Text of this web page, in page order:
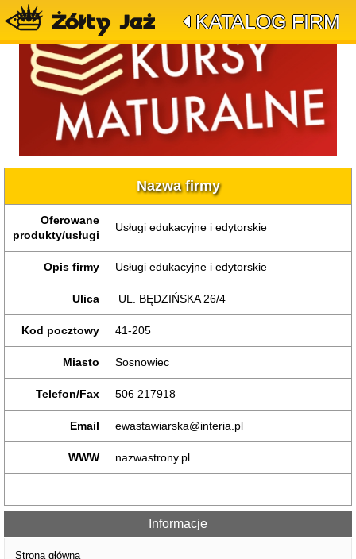
KATALOG FIRM
Nazwa firmy
Oferowane
produkty/usługi
Usługi edukacyjne i edytorskie
Opis firmy Usługi edukacyjne i edytorskie
Ulica UL. BĘDZIŃSKA 26/4
Kod pocztowy 41-205
Miasto Sosnowiec
Telefon/Fax 506 217918
Email ewastawiarska@interia.pl
WWW nazwastrony.pl
Informacje
Strona główna